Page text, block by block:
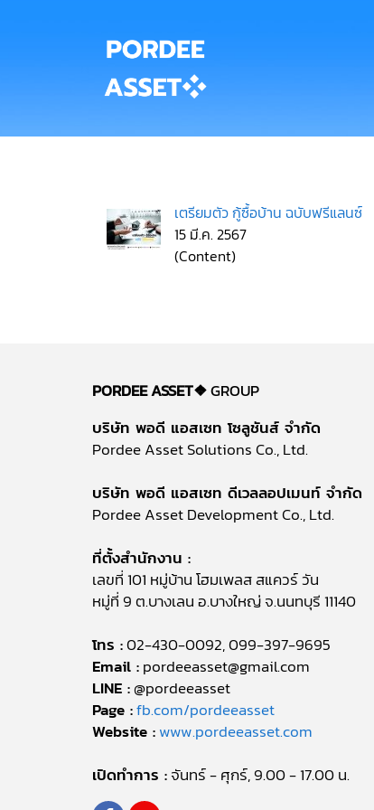
เตรียมตัว กู้ซื้อบ้าน ฉบับฟรีแลนซ์
15 มี.ค. 2567
(Content)
PORDEE ASSET❖GROUP
บริษัท พอดี แอสเซท โซลูชันส์ จำกัด
Pordee Asset Solutions Co., Ltd.
บริษัท พอดี แอสเซท ดีเวลลอปเมนท์ จำกัด
Pordee Asset Development Co., Ltd.
ที่ตั้งสำนักงาน :
เลขที่ 101 หมู่บ้าน โฮมเพลส สแควร์ วัน
หมู่ที่ 9 ต.บางเลน อ.บางใหญ่ จ.นนทบุรี 11140
โทร :02-430-0092, 099-397-9695
Email :pordeeasset@gmail.com
LINE :@pordeeasset
Page :fb.com/pordeeasset
Website :www.pordeeasset.com
เปิดทำการ :จันทร์ - ศุกร์, 9.00 - 17.00 น.